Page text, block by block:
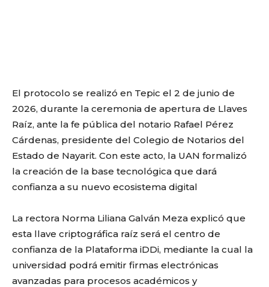
El protocolo se realizó en Tepic el 2 de junio de
2026, durante la ceremonia de apertura de Llaves
Raíz, ante la fe pública del notario Rafael Pérez
Cárdenas, presidente del Colegio de Notarios del
Estado de Nayarit. Con este acto, la UAN formalizó
la creación de la base tecnológica que dará
confianza a su nuevo ecosistema digital
La rectora Norma Liliana Galván Meza explicó que
esta llave criptográfica raíz será el centro de
confianza de la Plataforma iDDi, mediante la cual la
universidad podrá emitir firmas electrónicas
avanzadas para procesos académicos y